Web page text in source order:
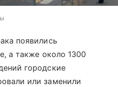
появились
а также около 1300
городские
или заменили